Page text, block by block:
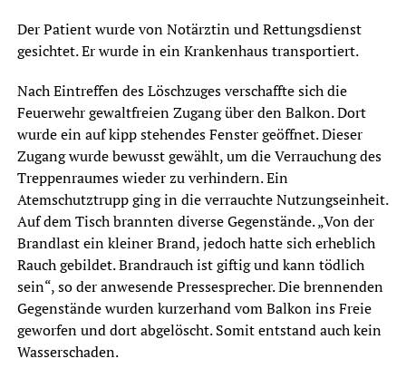
Der Patient wurde von Notärztin und Rettungsdienst
gesichtet. Er wurde in ein Krankenhaus transportiert.
Nach Eintreffen des Löschzuges verschaffte sich die
Feuerwehr gewaltfreien Zugang über den Balkon. Dort
wurde ein auf kipp stehendes Fenster geöffnet. Dieser
Zugang wurde bewusst gewählt, um die Verrauchung des
Treppenraumes wieder zu verhindern. Ein
Atemschutztrupp ging in die verrauchte Nutzungseinheit.
Auf dem Tisch brannten diverse Gegenstände. „Von der
Brandlast ein kleiner Brand, jedoch hatte sich erheblich
Rauch gebildet. Brandrauch ist giftig und kann tödlich
sein“, so der anwesende Pressesprecher. Die brennenden
Gegenstände wurden kurzerhand vom Balkon ins Freie
geworfen und dort abgelöscht. Somit entstand auch kein
Wasserschaden.